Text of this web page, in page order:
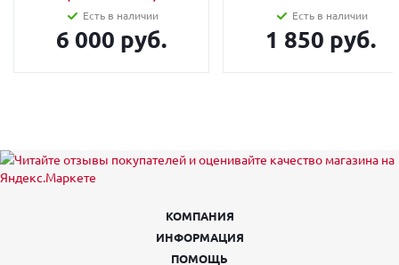
Есть в наличии
6 000 руб.
Есть в наличии
1 850 руб.
КОМПАНИЯ
ИНФОРМАЦИЯ
ПОМОЩЬ